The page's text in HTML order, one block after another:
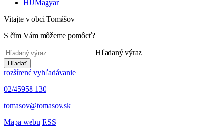
HUMagyar
Vitajte v obci Tomášov
S čím Vám môžeme pomôcť?
Hľadaný výraz
Hľadať
rozšírené vyhľadávanie
02/45958 130
tomasov@tomasov.sk
Mapa webu RSS